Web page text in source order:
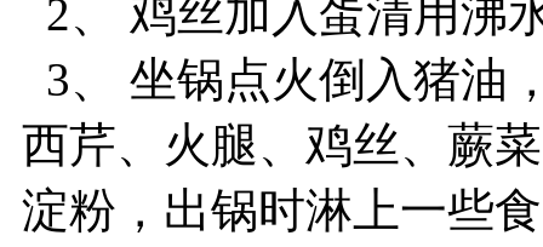
2、 鸡丝加入蛋清用沸
3、 坐锅点火倒入猪油
西芹、火腿、鸡丝、蕨
淀粉，出锅时淋上一些